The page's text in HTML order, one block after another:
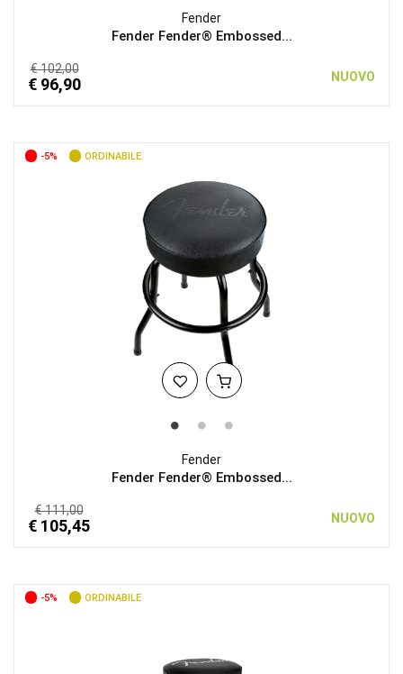
Fender
Fender Fender® Embossed...
€ 102,00
€ 96,90 NUOVO
-5% ORDINABILE
Fender
Fender Fender® Embossed...
€ 111,00
€ 105,45 NUOVO
-5% ORDINABILE